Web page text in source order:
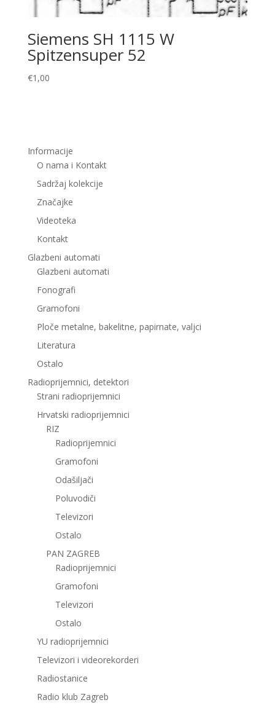
Siemens SH 1115 W
Spitzensuper 52
€1,00
Informacije
O nama i Kontakt
Sadržaj kolekcije
Značajke
Videoteka
Kontakt
Glazbeni automati
Glazbeni automati
Fonografi
Gramofoni
Ploče metalne, bakelitne, papirnate, valjci
Literatura
Ostalo
Radioprijemnici, detektori
Strani radioprijemnici
Hrvatski radioprijemnici
RIZ
Radioprijemnici
Gramofoni
Odašiljači
Poluvodiči
Televizori
Ostalo
PAN ZAGREB
Radioprijemnici
Gramofoni
Televizori
Ostalo
YU radioprijemnici
Televizori i videorekorderi
Radiostanice
Radio klub Zagreb